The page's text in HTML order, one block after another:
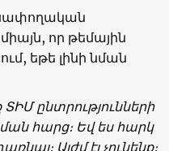
որ թեմային
եթե լինի նման
ընտրությունների
հարց։ Եվ ես հարկ
Այժմ էլ չունենք։